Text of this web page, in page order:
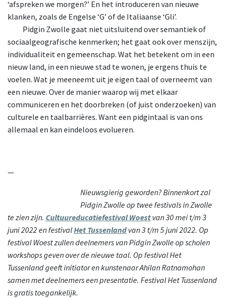
‘afspreken we morgen?’ En het introduceren van nieuwe
klanken, zoals de Engelse ‘G’ of de Italiaanse ‘Gli’.
Pidgin Zwolle gaat niet uitsluitend over semantiek of
sociaalgeografische kenmerken; het gaat ook over menszijn,
individualiteit en gemeenschap. Wat het betekent om in een
nieuw land, in een nieuwe stad te wonen, je ergens thuis te
voelen. Wat je meeneemt uit je eigen taal of overneemt van
een nieuwe. Over de manier waarop wij met elkaar
communiceren en het doorbreken (of juist onderzoeken) van
culturele en taalbarrières. Want een pidgintaal is van ons
allemaal en kan eindeloos evolueren.
—
Nieuwsgierig geworden? Binnenkort zal
Pidgin Zwolle op twee festivals in Zwolle
te zien zijn. Cultuureducatiefestival Woest van 30 mei t/m 3
juni 2022 en festivalHet Tussenlandvan 3 t/m 5 juni 2022. Op
festival Woest zullen deelnemers van Pidgin Zwolle op scholen
workshops geven over de nieuwe taal. Op festival Het
Tussenland geeft initiator en kunstenaar AhilanRatnamohan
samen met deelnemers een presentatie. Festival Het Tussenland
is gratis toegankelijk.